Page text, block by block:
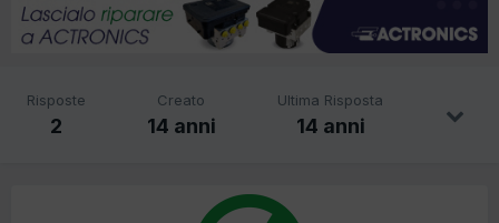
Risposte
2
Creato
14 anni
Ultima Risposta
14 anni